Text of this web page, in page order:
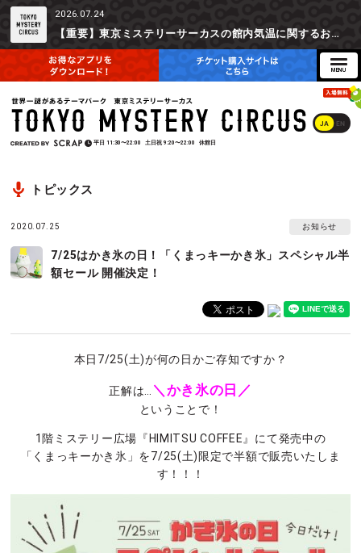
2026.07.24
【重要】東京ミステリーサーカスの館内気温に関するお詫びとご参加辞退時の返金対応について
JA EN
平日 11:30〜22:00 土日祝 9:20〜22:00 休館日
トピックス
2020.07.25 お知らせ
7/25はかき氷の日！「くまっキーかき氷」スペシャル半
額セール 開催決定！
本日7/25(土)が何の日かご存知ですか？
正解は… ＼かき氷の日／
ということで！
1階ミステリー広場『HIMITSU COFFEE』にて発売中の
「くまっキーかき氷」を7/25(土)限定で半額で販売いたしま
す！！！